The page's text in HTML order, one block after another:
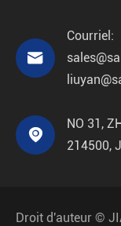

Courriel:

NO 31,
214500,
Droit d'auteur ©